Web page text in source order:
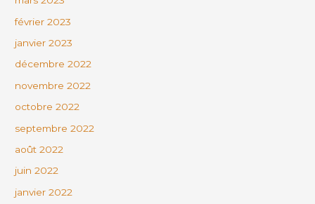
février 2023
janvier 2023
décembre 2022
novembre 2022
octobre 2022
septembre 2022
août 2022
juin 2022
janvier 2022